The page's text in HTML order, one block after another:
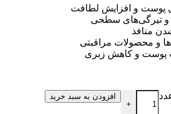
پوست و افزایش لطافت
تیرگی‌های سطحی
منافذ
و محصولات مراقبتی
پوست و کاهش زبری
+
افزودن به سبد خرید